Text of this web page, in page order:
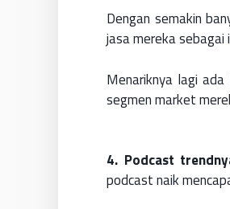
Dengan semakin
jasa mereka sebagai
Menariknya lagi
segmen market
4. Podcast
podcast naik